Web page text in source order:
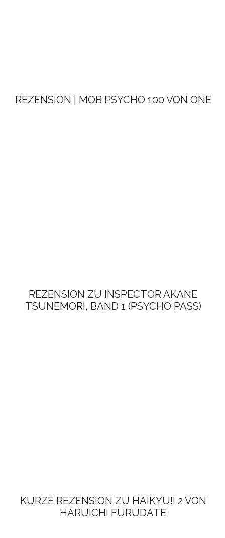
REZENSION | MOB PSYCHO 100 VON ONE
REZENSION ZU INSPECTOR AKANE
TSUNEMORI, BAND 1 (PSYCHO PASS)
KURZE REZENSION ZU HAIKYU!! 2 VON
HARUICHI FURUDATE